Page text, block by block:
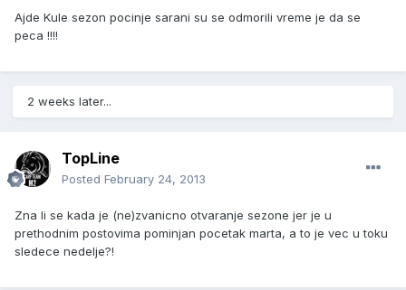
Ajde Kule sezon pocinje sarani su se odmorili vreme je da se
peca !!!!
2 weeks later...
TopLine
Posted February 24, 2013
Zna li se kada je (ne)zvanicno otvaranje sezone jer je u
prethodnim postovima pominjan pocetak marta, a to je vec u toku
sledece nedelje?!